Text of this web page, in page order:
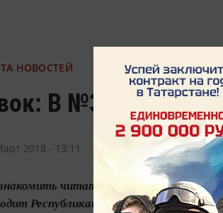
НОВОСТЕЙ
В №3 журнала
2018 - 13:11
читателей с лауреатами X
Республиканское агентство по